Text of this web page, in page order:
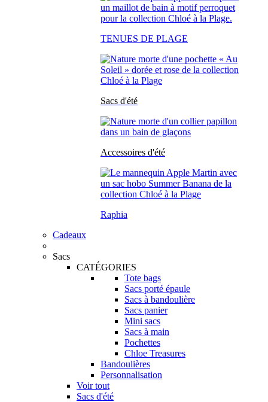
TENUES DE PLAGE
Sacs d'été
Accessoires d'été
Raphia
Cadeaux
Sacs
CATÉGORIES
Tote bags
Sacs porté épaule
Sacs à bandoulière
Sacs panier
Mini sacs
Sacs à main
Pochettes
Chloe Treasures
Bandoulières
Personnalisation
Voir tout
Sacs d'été